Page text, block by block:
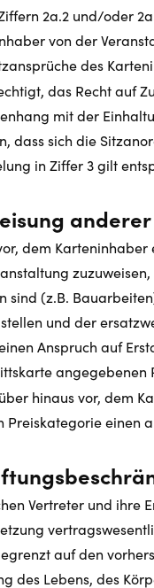
2a.2 und/oder
von der
des
das Recht auf
mit der
dass sich die
in Ziffer 3 gilt
dem
sind (z.B.
und der
Anspruch auf
angegebenen
hinaus vor, dem
einen
Vertreter und ihre
auf den
des Lebens, des